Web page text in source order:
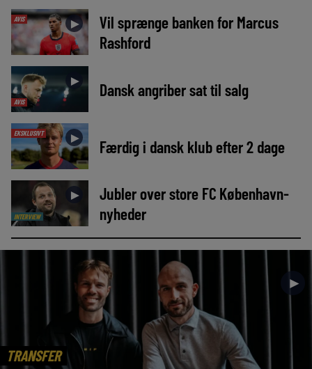
AVIS ►
Vil sprænge banken for Marcus
Rashford
AVIS
► Dansk angriber sat til salg
EKSKLUSIVT ► Færdig i dansk klub efter 2 dage
INTERVIEW
►
Jubler over store FC København-
nyheder
TRANSFER
►